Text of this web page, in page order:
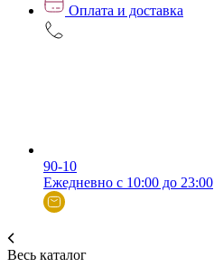
Оплата и доставка
90-10
Ежедневно с 10:00 до 23:00
Весь каталог